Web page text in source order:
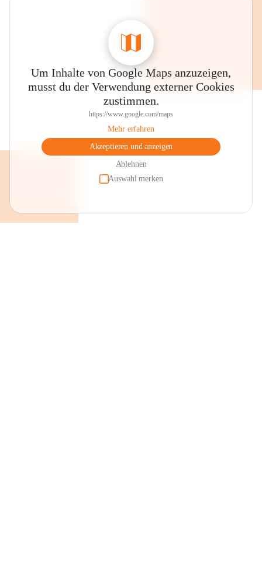
Um Inhalte von Google Maps anzuzeigen,
musst du der Verwendung externer Cookies
zustimmen.
https://www.google.com/maps
Mehr erfahren
Akzeptieren und anzeigen
Ablehnen
Auswahl merken